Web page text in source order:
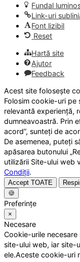
Fundal
Link-uri
Font lizibil
Reset
Hartă site
Ajutor
Feedback
Acest site folosește
Folosim cookie-uri pe
relevantă experiență,
dumneavoastră. Prin
acord”, sunteți de
De asemenea, puteți
apăsarea butonului
utilizării Site-ului web
Condiții.
Accept TOATE
🍪
Preferințe
×
Necesare
Cookie-urile
site-ului web, iar site-
ele.Aceste cookie-uri